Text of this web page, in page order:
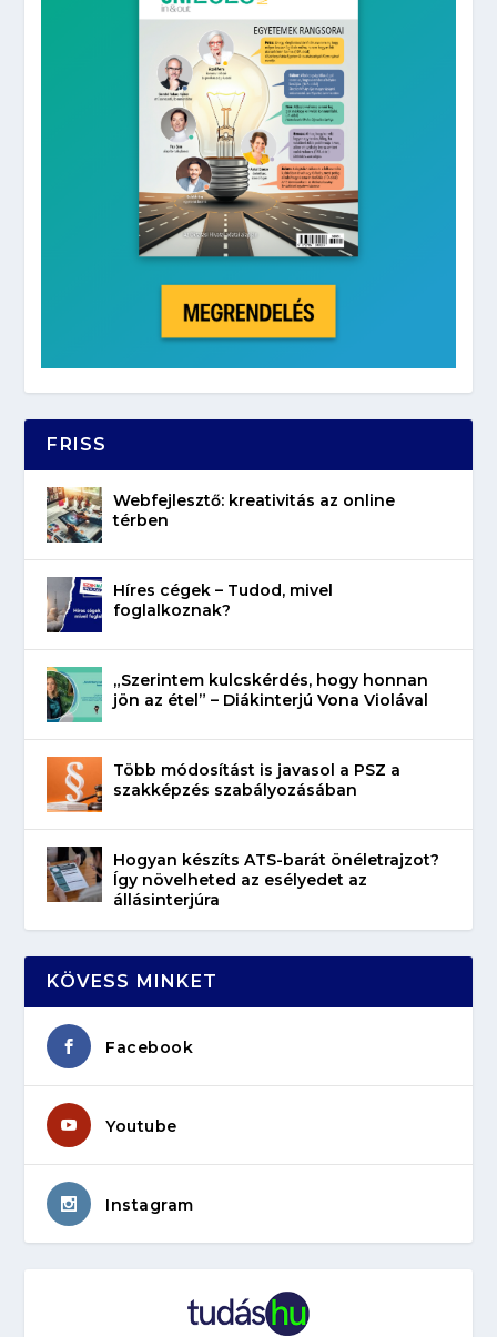
FRISS
Webfejlesztő: kreativitás az online
térben
Híres cégek – Tudod, mivel
foglalkoznak?
„Szerintem kulcskérdés, hogy honnan
jön az étel” – Diákinterjú Vona Violával
Több módosítást is javasol a PSZ a
szakképzés szabályozásában
Hogyan készíts ATS-barát önéletrajzot?
Így növelheted az esélyedet az
állásinterjúra
KÖVESS MINKET
Facebook
Youtube
Instagram